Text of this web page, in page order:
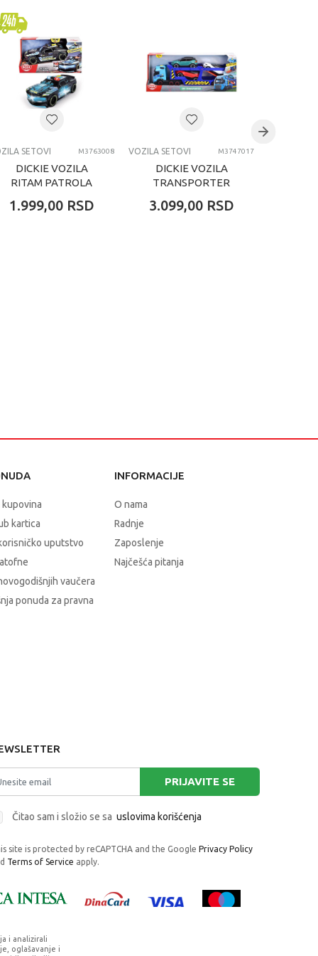
SETOVI M3763008
DICKIE VOZILA
RITAM PATROLA
1.999,00 RSD
VOZILA SETOVI M3747017
DICKIE VOZILA
TRANSPORTER
3.099,00 RSD
kartica
uputstvo
vaučera
ponuda za pravna
INFORMACIJE
O nama
Radnje
Zaposlenje
Najčešća pitanja
PRIJAVITE SE
Čitao sam i složio se sa uslovima korišćenja
site is protected by reCAPTCHA and the Google Privacy Policy
Terms of Service apply.
i analizirali
oglašavanje i